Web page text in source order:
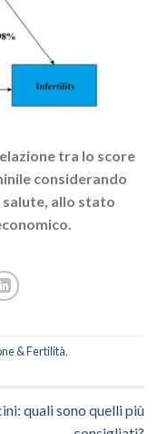
tra lo score
considerando
allo stato
& Fertilità,
quali sono quelli più